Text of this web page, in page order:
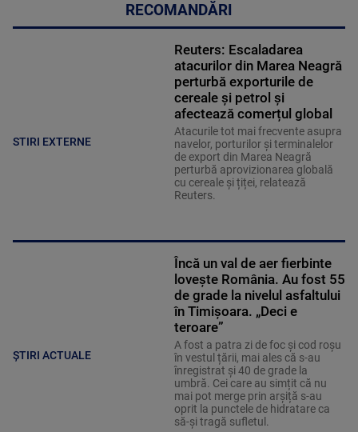
RECOMANDĂRI
STIRI EXTERNE
Reuters: Escaladarea
atacurilor din Marea Neagră
perturbă exporturile de
cereale și petrol și
afectează comerțul global
Atacurile tot mai frecvente asupra
navelor, porturilor și terminalelor
de export din Marea Neagră
perturbă aprovizionarea globală
cu cereale și țiței, relatează
Reuters.
ȘTIRI ACTUALE
Încă un val de aer fierbinte
lovește România. Au fost 55
de grade la nivelul asfaltului
în Timișoara. „Deci e
teroare”
A fost a patra zi de foc și cod roșu
în vestul țării, mai ales că s-au
înregistrat și 40 de grade la
umbră. Cei care au simțit că nu
mai pot merge prin arșiță s-au
oprit la punctele de hidratare ca
să-și tragă sufletul.